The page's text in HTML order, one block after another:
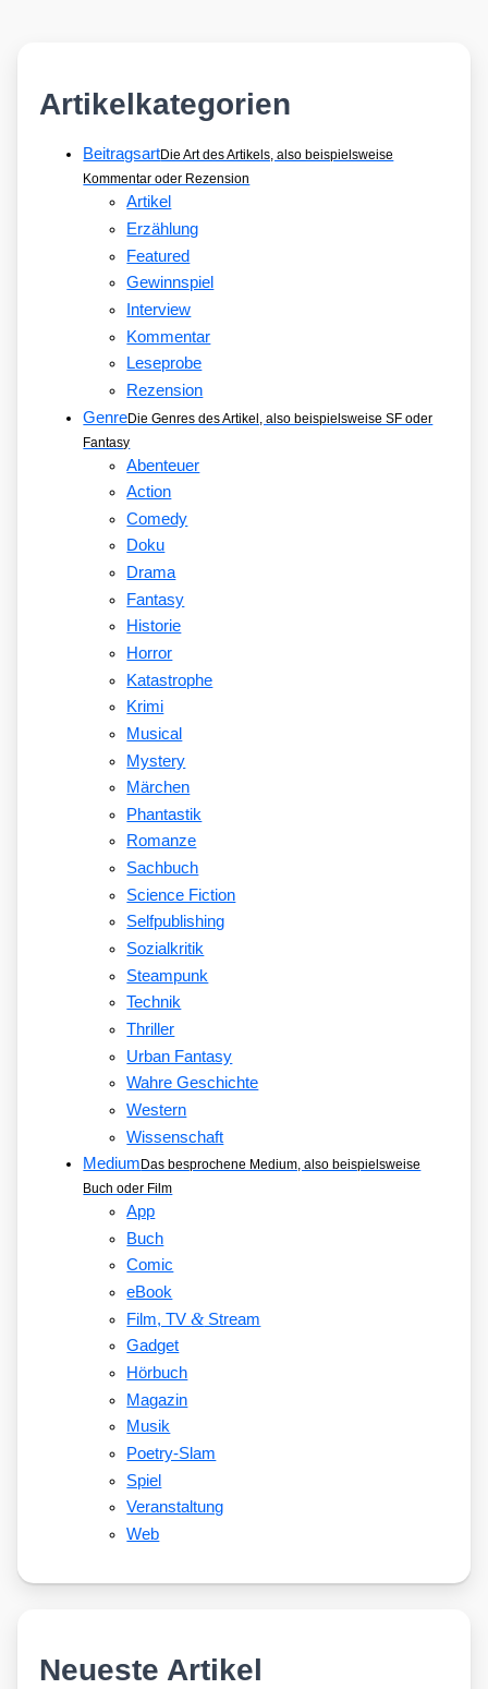
Artikelkategorien
BeitragsartDie Art des Artikels, also beispielsweise
Kommentar oder Rezension
Artikel
Erzählung
Featured
Gewinnspiel
Interview
Kommentar
Leseprobe
Rezension
GenreDie Genres des Artikel, also beispielsweise SF oder
Fantasy
Abenteuer
Action
Comedy
Doku
Drama
Fantasy
Historie
Horror
Katastrophe
Krimi
Musical
Mystery
Märchen
Phantastik
Romanze
Sachbuch
Science Fiction
Selfpublishing
Sozialkritik
Steampunk
Technik
Thriller
Urban Fantasy
Wahre Geschichte
Western
Wissenschaft
Medium Das besprochene Medium, also beispielsweise
Buch oder Film
App
Buch
Comic
eBook
Film, TV&Stream
Gadget
Hörbuch
Magazin
Musik
Poetry-Slam
Spiel
Veranstaltung
Web
Neueste Artikel